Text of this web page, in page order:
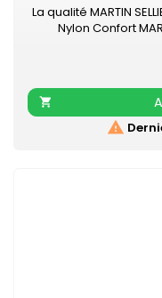
La qualité MARTIN
Nylon Confort
et résistante
Mousqueton laqué

